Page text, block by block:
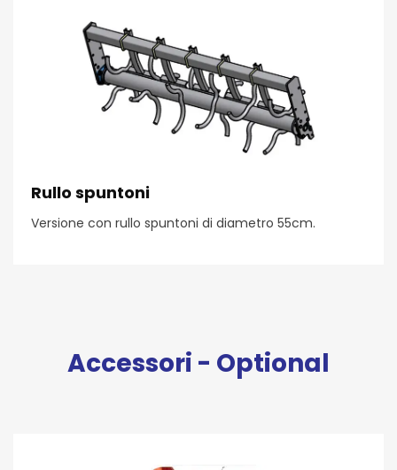
Rullo spuntoni
Versione con rullo spuntoni di diametro 55cm.
Accessori - Optional